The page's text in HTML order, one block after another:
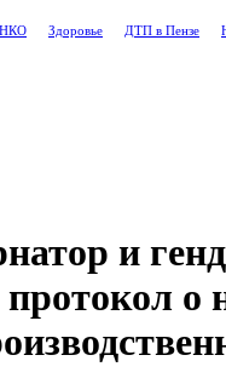
НКО Здоровье ДТП в Пензе
и
о